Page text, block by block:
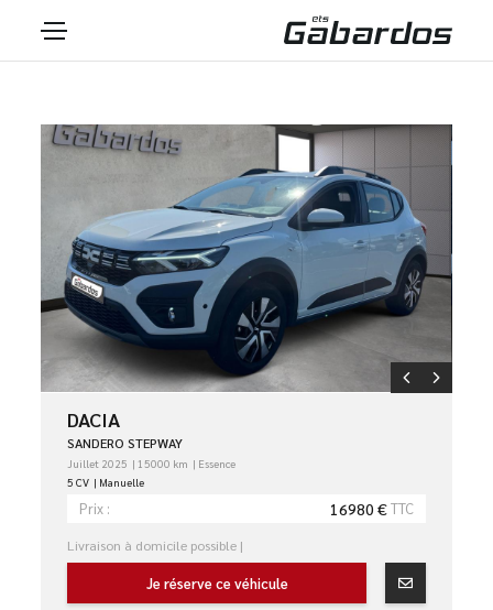
DACIA
SANDERO STEPWAY
Juillet 2025 15000 km
Essence
5 CV
Manuelle
Prix : 16980 €TTC
Livraison à domicile possible |
Je réserve ce véhicule